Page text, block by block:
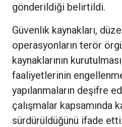
gönderildiği belirtildi.
Güvenlik kaynakları,
operasyonların terör
kaynaklarının
faaliyetlerinin
yapılanmaların deşifre
çalışmalar kapsamında
sürdürüldüğünü ifade etti.